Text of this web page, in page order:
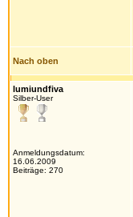
Nach oben
lumiundfiva
Silber-User
Anmeldungsdatum:
16.06.2009
Beiträge: 270